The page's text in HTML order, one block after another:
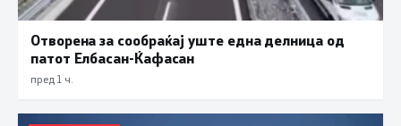
Отворена за сообраќај уште една делница од
патот Елбасан-Ќафасан
пред 1 ч.